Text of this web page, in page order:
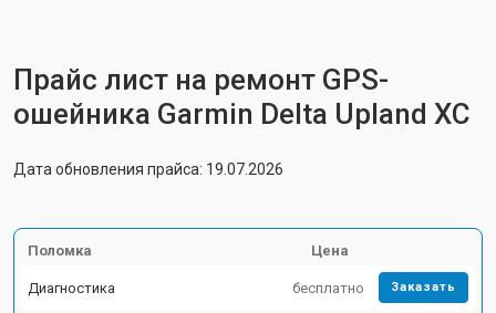
Прайс лист на ремонт GPS-
ошейника Garmin Delta Upland XC
Дата обновления прайса: 19.07.2026
Поломка Цена
Диагностика бесплатно Заказать